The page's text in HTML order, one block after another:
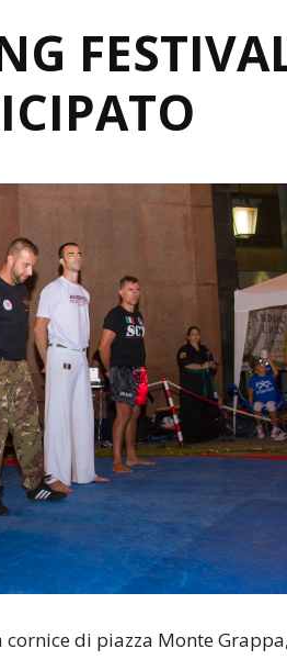
cornice di piazza Monte Grappa,